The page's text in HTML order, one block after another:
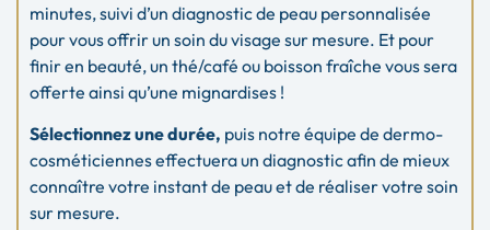
minutes, suivi d’un diagnostic de peau personnalisée
pour vous offrir un soin du visage sur mesure. Et pour
finir en beauté, un thé/café ou boisson fraîche vous sera
offerte ainsi qu’une mignardises !
Sélectionnez une durée, puis notre équipe de dermo-
cosméticiennes effectuera un diagnostic afin de mieux
connaître votre instant de peau et de réaliser votre soin
sur mesure.